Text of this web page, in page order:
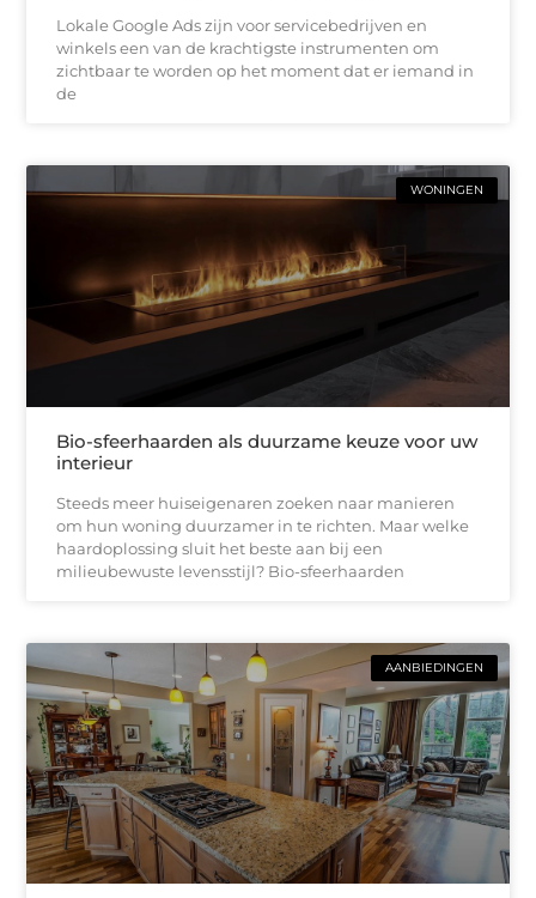
Lokale Google Ads zijn voor servicebedrijven en
winkels een van de krachtigste instrumenten om
zichtbaar te worden op het moment dat er iemand in
de
WONINGEN
Bio-sfeerhaarden als duurzame keuze voor uw
interieur
Steeds meer huiseigenaren zoeken naar manieren
om hun woning duurzamer in te richten. Maar welke
haardoplossing sluit het beste aan bij een
milieubewuste levensstijl? Bio-sfeerhaarden
AANBIEDINGEN